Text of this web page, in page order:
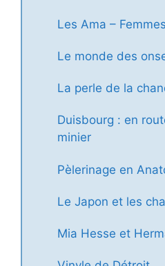
Les Ama –
Le monde des
La perle de la
Duisbourg : en
minier
Pèlerinage en
Le Japon et les
Mia Hesse et